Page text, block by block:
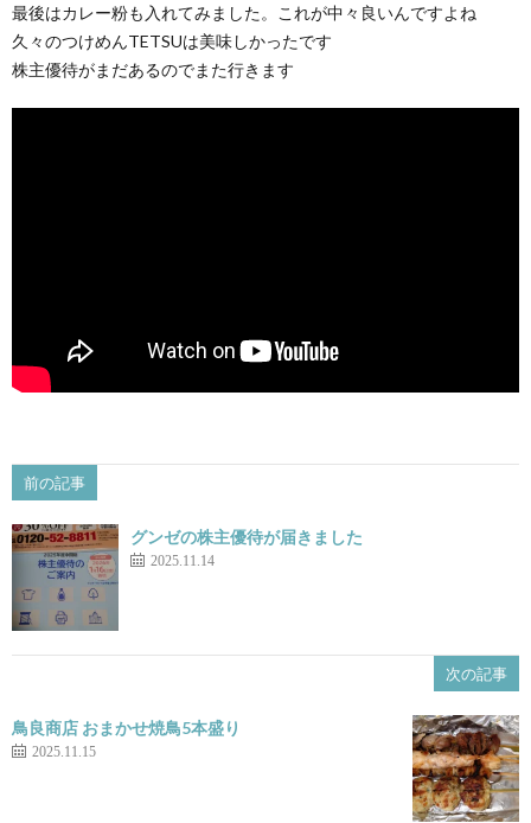
最後はカレー粉も入れてみました。これが中々良いんですよね
久々のつけめんTETSUは美味しかったです
株主優待がまだあるのでまた行きます
前の記事
グンゼの株主優待が届きました
2025.11.14
次の記事
鳥良商店 おまかせ焼鳥5本盛り
2025.11.15